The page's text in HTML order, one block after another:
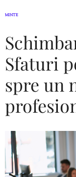
MINTE
Sfaturi
spre un